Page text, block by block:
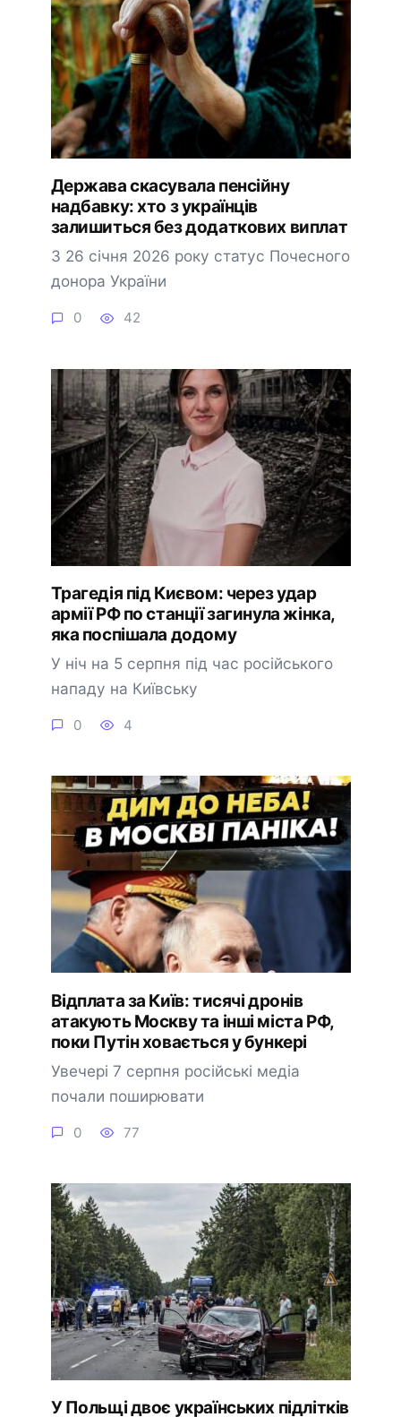
Держава скасувала пенсійну
надбавку: хто з українців
залишиться без додаткових виплат
З 26 січня 2026 року статус Почесного
донора України
0 42
Трагедія під Києвом: через удар
армії РФ по станції загинула жінка,
яка поспішала додому
У ніч на 5 серпня під час російського
нападу на Київську
0 4
Відплата за Київ: тисячі дронів
атакують Москву та інші міста РФ,
поки Путін ховається у бункері
Увечері 7 серпня російські медіа
почали поширювати
0 77
У Польщі двоє українських підлітків